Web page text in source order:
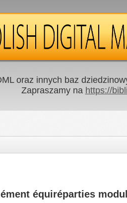
oraz innych baz
Zapraszamy na https://
équiréparties